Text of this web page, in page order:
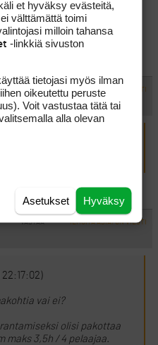
olevaa opiskelijakorttia
tähtäävää opiskelua
halpisautomaattia en
VASTAA ILMOITA ASIATON VIESTI
sinusta.
VASTAA ILMOITA ASIATON VIESTI
22:17:02)
vai ei?
olisi pakottaa
maks 3,5h / 4 pelaajaa.
et hyväksy evästeitä,
välttämättä toimi
milloin tahansa
-linkkiä sivuston
tietojasi myös ilman
oikeutettu peruste
Voit vastustaa tätä tai
alla olevan
Hyväksy
Asetukset